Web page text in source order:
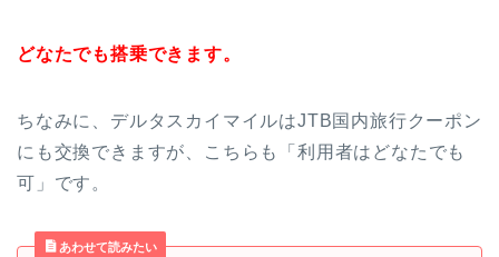
どなたでも搭乗できます。
ちなみに、デルタスカイマイルはJTB国内旅行クーポン
にも交換できますが、こちらも「利用者はどなたでも
可」です。
あわせて読みたい